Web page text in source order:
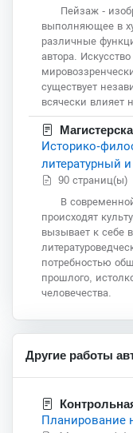
Пейзаж -
выполняющее в
различные
автора.
существует
всячески влияет
Историко-
литературный
90 страниц(ы)
В
происходят
вызывает к себе
потребностью
прошлого,
человечества.
Другие работы
Планирование